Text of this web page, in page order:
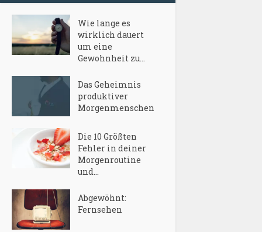
Wie lange es
wirklich dauert
um eine
Gewohnheit zu...
Das Geheimnis
produktiver
Morgenmenschen
Die 10 Größten
Fehler in deiner
Morgenroutine
und...
Abgewöhnt:
Fernsehen